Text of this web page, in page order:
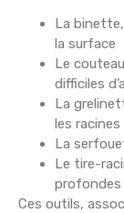
La
la surface
Le
difficiles
La
les racines
La
Le tire-
profondes
Ces outils,